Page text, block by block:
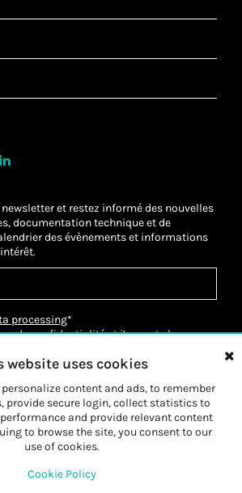
et restez informé des nouvelles
documentation technique et de
des évènements et informations
processing*
de confidentialité et j’acceptele
de confidentialité et j’accepte le
website uses cookies
content and ads, to remember
provide secure login, collect statistics to
and provide relevant content
to browse the site, you consent to our
use of cookies.
Cookie Policy